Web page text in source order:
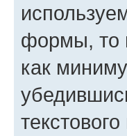
формы, то
как